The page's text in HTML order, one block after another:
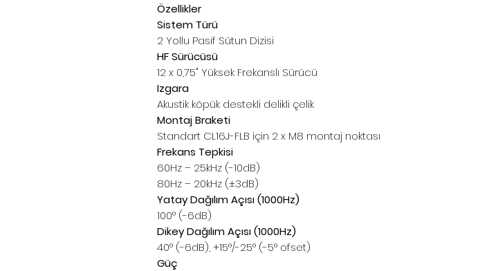
Özellikler
Sistem Türü
2 Yollu Pasif Sütun Dizisi
HF Sürücüsü
12 x 0,75" Yüksek Frekanslı Sürücü
Izgara
Akustik köpük destekli delikli çelik
Montaj Braketi
Standart CL16J-FLB için 2 x M8 montaj noktası
Frekans Tepkisi
60Hz – 25kHz (-10dB)
80Hz – 20kHz (±3dB)
Yatay Dağılım Açısı (1000Hz)
100° (-6dB)
Dikey Dağılım Açısı (1000Hz)
40° (-6dB), +15°/-25° (-5° ofset)
Güç